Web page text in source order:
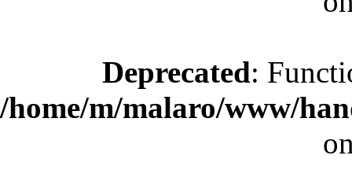
Deprecated:
/home/m/malaro/www/